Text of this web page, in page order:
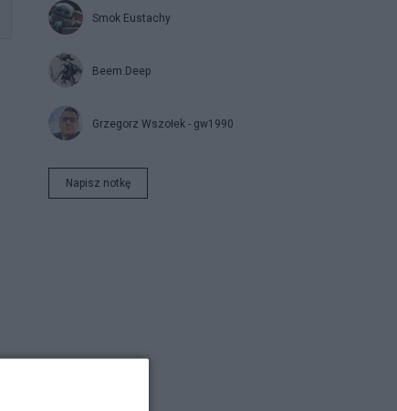
Smok Eustachy
Beem.Deep
Grzegorz Wszołek - gw1990
Napisz notkę